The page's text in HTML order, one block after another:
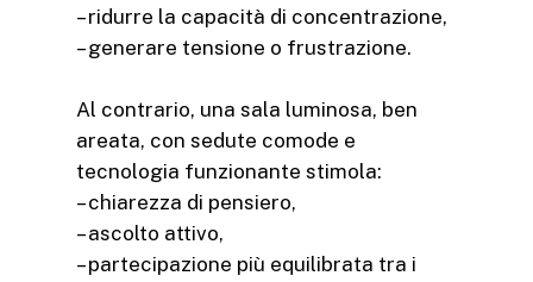
– ridurre la capacità di concentrazione,
– generare tensione o frustrazione.
Al contrario, una sala luminosa, ben
areata, con sedute comode e
tecnologia funzionante stimola:
– chiarezza di pensiero,
– ascolto attivo,
– partecipazione più equilibrata tra i